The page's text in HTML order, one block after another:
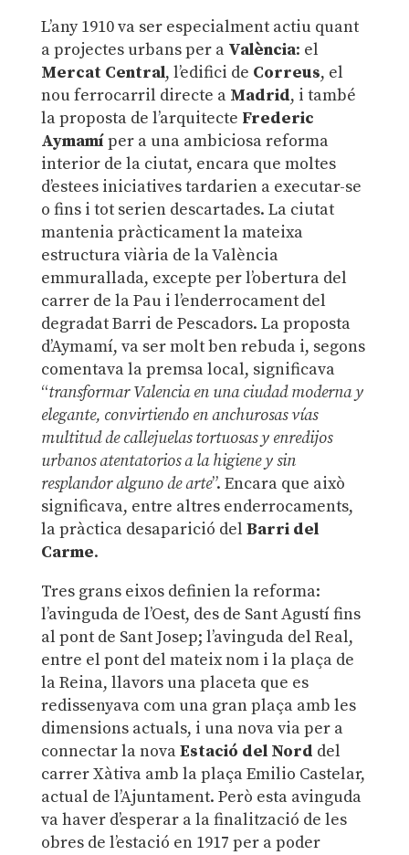
L’any 1910 va ser especialment actiu quant
a projectes urbans per a València: el
Mercat Central, l’edifici de Correus, el
nou ferrocarril directe a Madrid, i també
la proposta de l’arquitecte Frederic
Aymamíper a una ambiciosa reforma
interior de la ciutat, encara que moltes
d’estees iniciatives tardarien a executar-se
o fins i tot serien descartades. La ciutat
mantenia pràcticament la mateixa
estructura viària de la València
emmurallada, excepte per l’obertura del
carrer de la Pau i l’enderrocament del
degradat Barri de Pescadors. La proposta
d’Aymamí, va ser molt ben rebuda i, segons
comentava la premsa local, significava
“transformar Valencia en una ciudad moderna y
elegante, convirtiendo en anchurosas vías
multitud de callejuelas tortuosas y enredijos
urbanos atentatorios a la higiene y sin
resplandor alguno de arte”. Encara que això
significava, entre altres enderrocaments,
la pràctica desaparició del Barri del
Carme.
Tres grans eixos definien la reforma:
l’avinguda de l’Oest, des de Sant Agustí fins
al pont de Sant Josep; l’avinguda del Real,
entre el pont del mateix nom i la plaça de
la Reina, llavors una placeta que es
redissenyava com una gran plaça amb les
dimensions actuals, i una nova via per a
connectar la novaEstació del Nord del
carrer Xàtiva amb la plaça Emilio Castelar,
actual de l’Ajuntament. Però esta avinguda
va haver d’esperar a la finalització de les
obres de l’estació en 1917 per a poder